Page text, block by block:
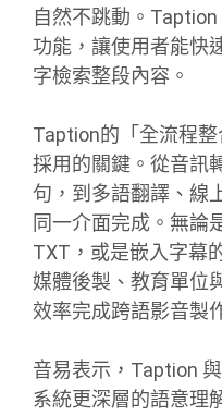
自然不跳動。
功能，讓使用者能快
字檢索整段內容。
Taption的「全流程
採用的關鍵。從音訊
句，到多語翻譯、線
同一介面完成。無論
TXT，或是嵌入字幕
媒體後製、教育單位
效率完成跨語影音製
音易表示，Taption
系統更深層的語意理